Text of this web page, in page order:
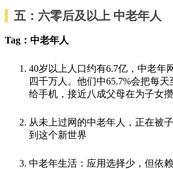
五：六零后及以上 中老年人
Tag：中老年人
40岁以上人口约有6.7亿，中老年
四千万人。他们中65.7%会把每
给手机，接近八成父母在为子女攒
从未上过网的中老年人，正在被
到这个新世界
中老年生活：应用选择少，但依